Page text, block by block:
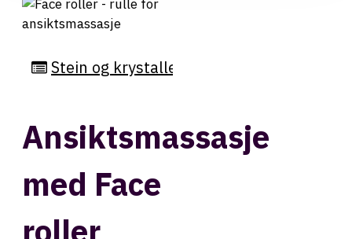
Stein og krystaller
Ansiktsmassasje
med Face